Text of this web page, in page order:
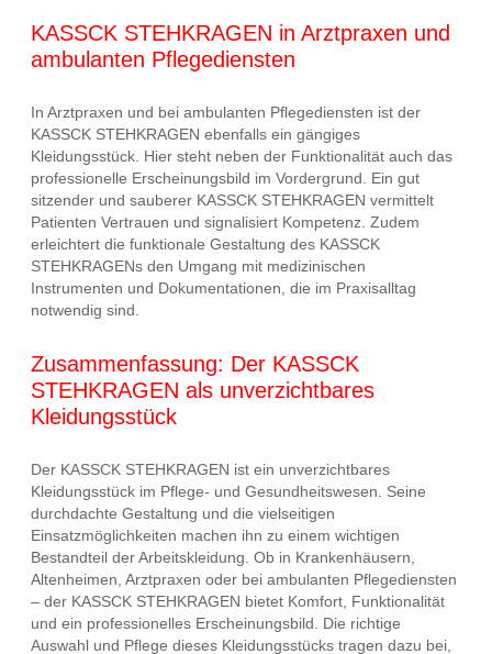
KASSCK STEHKRAGEN in Arztpraxen und
ambulanten Pflegediensten
In Arztpraxen und bei ambulanten Pflegediensten ist der
KASSCK STEHKRAGEN ebenfalls ein gängiges
Kleidungsstück. Hier steht neben der Funktionalität auch das
professionelle Erscheinungsbild im Vordergrund. Ein gut
sitzender und sauberer KASSCK STEHKRAGEN vermittelt
Patienten Vertrauen und signalisiert Kompetenz. Zudem
erleichtert die funktionale Gestaltung des KASSCK
STEHKRAGENs den Umgang mit medizinischen
Instrumenten und Dokumentationen, die im Praxisalltag
notwendig sind.
Zusammenfassung: Der KASSCK
STEHKRAGEN als unverzichtbares
Kleidungsstück
Der KASSCK STEHKRAGEN ist ein unverzichtbares
Kleidungsstück im Pflege- und Gesundheitswesen. Seine
durchdachte Gestaltung und die vielseitigen
Einsatzmöglichkeiten machen ihn zu einem wichtigen
Bestandteil der Arbeitskleidung. Ob in Krankenhäusern,
Altenheimen, Arztpraxen oder bei ambulanten Pflegediensten
– der KASSCK STEHKRAGEN bietet Komfort, Funktionalität
und ein professionelles Erscheinungsbild. Die richtige
Auswahl und Pflege dieses Kleidungsstücks tragen dazu bei,